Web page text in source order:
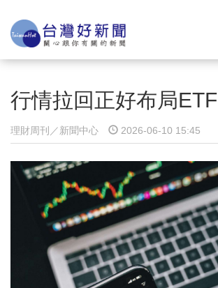
行情拉回正好布局ETF
理財周刊／新聞中心 2026-06-10 15:45